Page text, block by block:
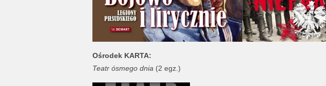
Ośrodek KARTA:
Teatr ósmego dnia (2 egz.)